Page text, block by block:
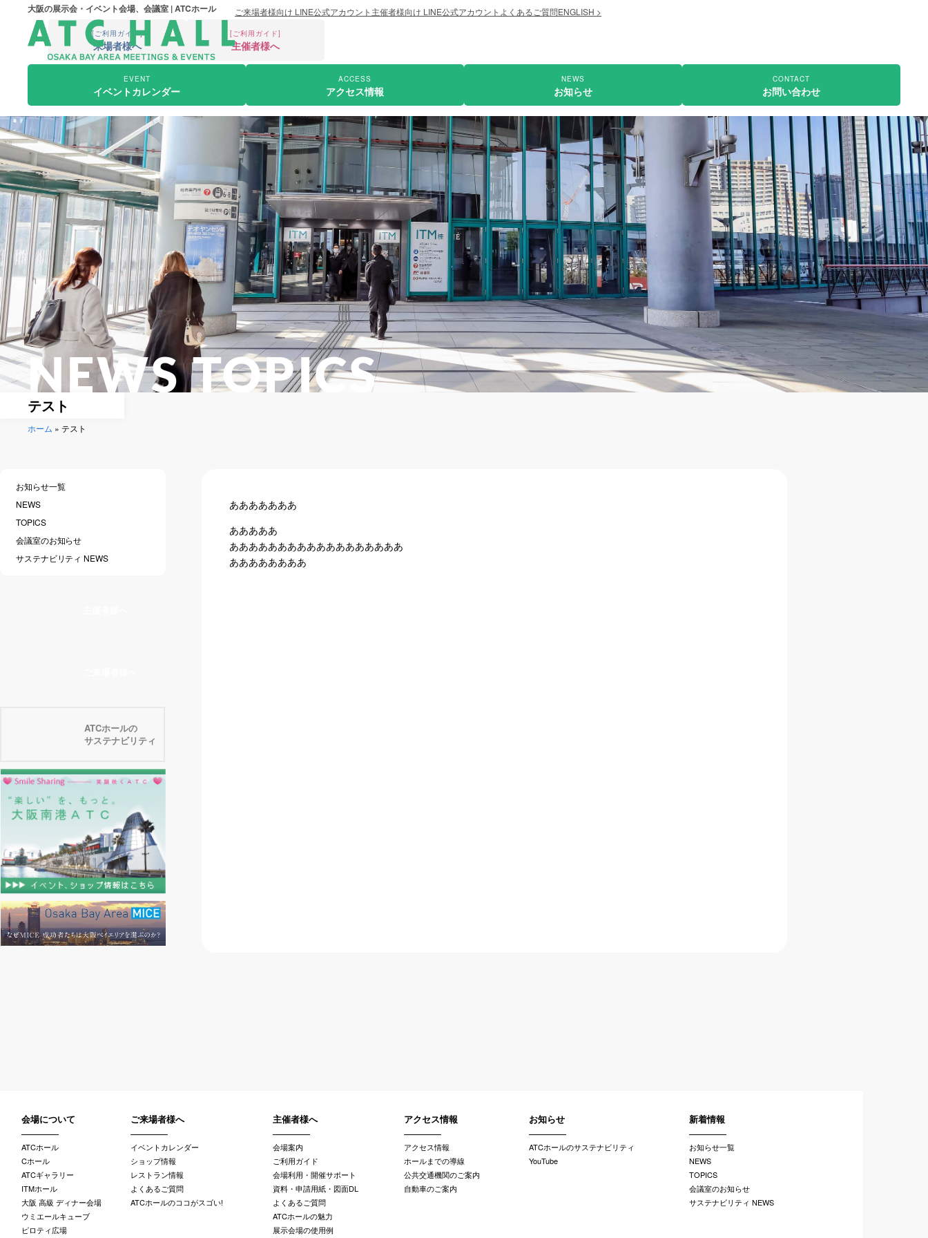
大阪の展示会・イベント会場、会議室 | ATCホール ご来場者様向け LINE公式アカウント 主催者様向け LINE公式アカウント よくあるご質問ENGLISH >
[ご利用ガイド]
来場者様へ
[ご利用ガイド]
主催者様へ
EVENT
イベントカレンダー
ACCESS
アクセス情報
NEWS
お知らせ
CONTACT
お問い合わせ
NEWS TOPICS
テスト
ホーム » テスト
お知らせ一覧
NEWS
TOPICS
会議室のお知らせ
サステナビリティ NEWS
ATCホールの
サステナビリティ
あああああああ
あああああ
ああああああああああああああああああ
ああああああああ
会場について
ATCホール
Cホール
ATCギャラリー
ITMホール
大阪 高級 ディナー会場
ウミエールキューブ
ピロティ広場
ご来場者様へ
イベントカレンダー
ショップ情報
レストラン情報
よくあるご質問
ATCホールのココがスゴい!
主催者様へ
会場案内
ご利用ガイド
会場利用・開催サポート
資料・申請用紙・図面DL
よくあるご質問
ATCホールの魅力
展示会場の使用例
アクセス情報
アクセス情報
ホールまでの導線
公共交通機関のご案内
自動車のご案内
お知らせ
ATCホールのサステナビリティ
YouTube
新着情報
お知らせ一覧
NEWS
TOPICS
会議室のお知らせ
サステナビリティ NEWS